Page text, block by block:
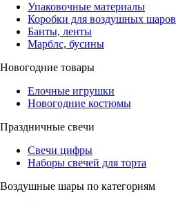
Упаковочные материалы
Коробки для воздушных шаров
Банты, ленты
Марблс, бусины
Новогодние товары
Елочные игрушки
Новогодние костюмы
Праздничные свечи
Свечи цифры
Наборы свечей для торта
Воздушные шары по категориям